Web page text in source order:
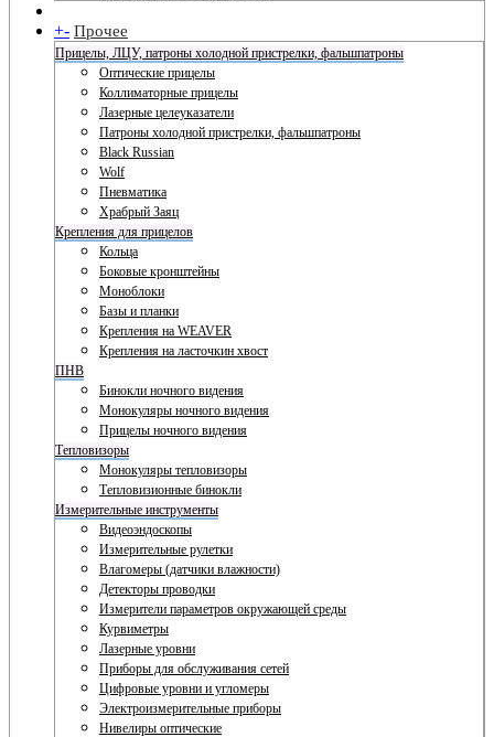
+- Прочее
Прицелы, ЛЦУ, патроны холодной пристрелки, фальшпатроны
Оптические прицелы
Коллиматорные прицелы
Лазерные целеуказатели
Патроны холодной пристрелки, фальшпатроны
Black Russian
Wolf
Пневматика
Храбрый Заяц
Крепления для прицелов
Кольца
Боковые кронштейны
Моноблоки
Базы и планки
Крепления на WEAVER
Крепления на ласточкин хвост
ПНВ
Бинокли ночного видения
Монокуляры ночного видения
Прицелы ночного видения
Тепловизоры
Монокуляры тепловизоры
Тепловизионные бинокли
Измерительные инструменты
Видеоэндоскопы
Измерительные рулетки
Влагомеры (датчики влажности)
Детекторы проводки
Измерители параметров окружающей среды
Курвиметры
Лазерные уровни
Приборы для обслуживания сетей
Цифровые уровни и угломеры
Электроизмерительные приборы
Нивелиры оптические